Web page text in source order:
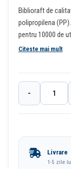
Biblioraft de
polipropilena
pentru 10000 de
prindere. Margini
g/mp). Format:
Citeste mai mult
Cantitate
Biblioraft
-
Livrare
1-5 zile